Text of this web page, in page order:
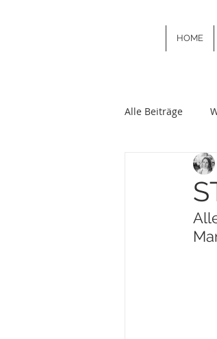
HOME
Alle Beiträge